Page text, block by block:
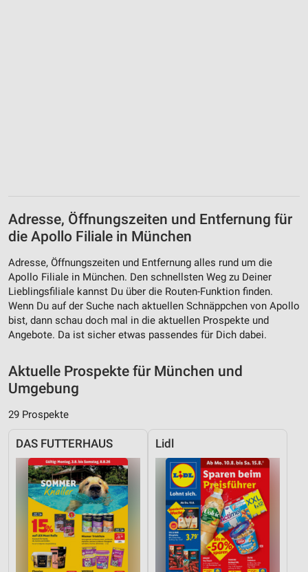
Adresse, Öffnungszeiten und Entfernung für
die Apollo Filiale in München
Adresse, Öffnungszeiten und Entfernung alles rund um die
Apollo Filiale in München. Den schnellsten Weg zu Deiner
Lieblingsfiliale kannst Du über die Routen-Funktion finden.
Wenn Du auf der Suche nach aktuellen Schnäppchen von Apollo
bist, dann schau doch mal in die aktuellen Prospekte und
Angebote. Da ist sicher etwas passendes für Dich dabei.
Aktuelle Prospekte für München und
Umgebung
29 Prospekte
DAS FUTTERHAUS Lidl